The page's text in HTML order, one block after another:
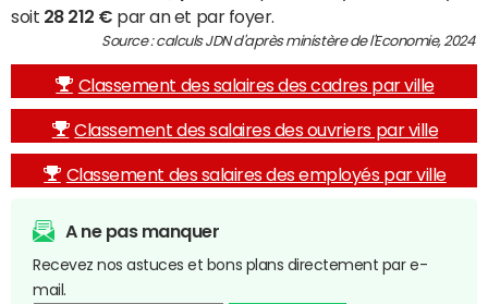
soit 28 212 € par an et par foyer.
Source : calculs JDN d'après ministère de l'Economie, 2024
Classement des salaires des cadres par ville
Classement des salaires des ouvriers par ville
Classement des salaires des employés par ville
A ne pas manquer
Recevez nos astuces et bons plans directement par e-
mail.